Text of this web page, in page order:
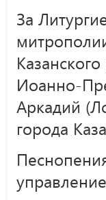
За
Иоанно-
Аркадий
города